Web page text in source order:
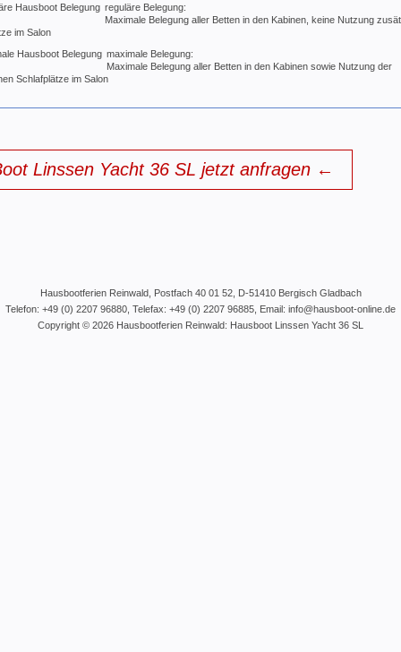
reguläre Belegung:
Maximale Belegung aller Betten in den Kabinen, keine Nutzung
im Salon
maximale Belegung:
Maximale Belegung aller Betten in den Kabinen sowie Nutzung der
Schlafplätze im Salon
Linssen Yacht 36 SL jetzt anfragen ←
HausbootferienReinwald, Postfach 40 01 52, D-51410 Bergisch Gladbach
Telefon: +49 (0) 2207 96880 , Telefax: +49 (0) 2207 96885, Email: info@hausboot-online.de
Copyright © 2026 Hausbootferien Reinwald: Hausboot Linssen Yacht 36 SL